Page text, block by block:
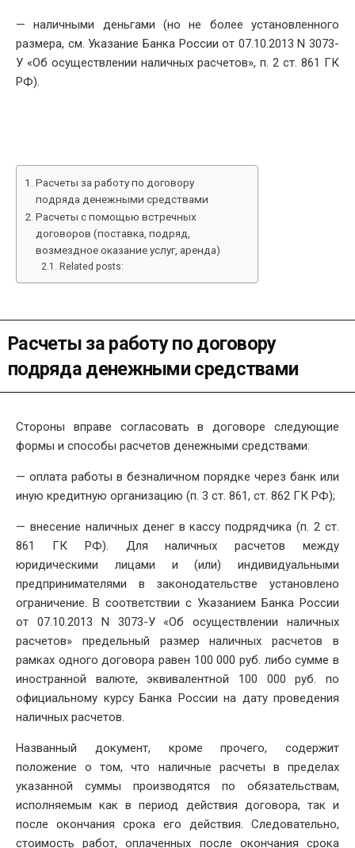
— наличными деньгами (но не более установленного
размера, см. Указание Банка России от 07.10.2013 N 3073-
У «Об осуществлении наличных расчетов», п. 2 ст. 861 ГК
РФ).
Расчеты за работу по договору
подряда денежными средствами
Расчеты с помощью встречных
договоров (поставка, подряд,
возмездное оказание услуг, аренда)
Related posts:
Расчеты за работу по договору
подряда денежными средствами
Стороны вправе согласовать в договоре следующие
формы и способы расчетов денежными средствами:
— оплата работы в безналичном порядке через банк или
иную кредитную организацию (п. 3 ст. 861, ст. 862 ГК РФ);
— внесение наличных денег в кассу подрядчика (п. 2 ст.
861 ГК РФ). Для наличных расчетов между
юридическими лицами и (или) индивидуальными
предпринимателями в законодательстве установлено
ограничение. В соответствии с Указанием Банка России
от 07.10.2013 N 3073-У «Об осуществлении наличных
расчетов» предельный размер наличных расчетов в
рамках одного договора равен 100 000 руб. либо сумме в
иностранной валюте, эквивалентной 100 000 руб. по
официальному курсу Банка России на дату проведения
наличных расчетов.
Названный документ, кроме прочего, содержит
положение о том, что наличные расчеты в пределах
указанной суммы производятся по обязательствам,
исполняемым как в период действия договора, так и
после окончания срока его действия. Следовательно,
стоимость работ, оплаченных после окончания срока